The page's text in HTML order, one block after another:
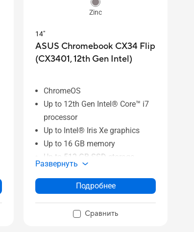
Zinc
14"
ASUS Chromebook CX34 Flip
(CX3401, 12th Gen Intel)
ChromeOS
Up to 12th Gen Intel® Core™ i7
processor
Up to Intel® Iris Xe graphics
Up to 16 GB memory
Up to 512 GB SSD storage
14” WUXGA display
WiFi 6E technology
360〫ErgoLift hinge with
garaged stylus
Развернуть
Подробнее
Сравнить